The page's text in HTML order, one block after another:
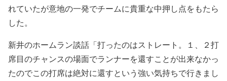
れていたが意地の一発でチームに貴重な中押し点をもたら
した。
新井のホームラン談話「打ったのはストレート。１、２打
席目のチャンスの場面でランナーを還すことが出来なかっ
たのでこの打席は絶対に還すという強い気持ちで行きまし